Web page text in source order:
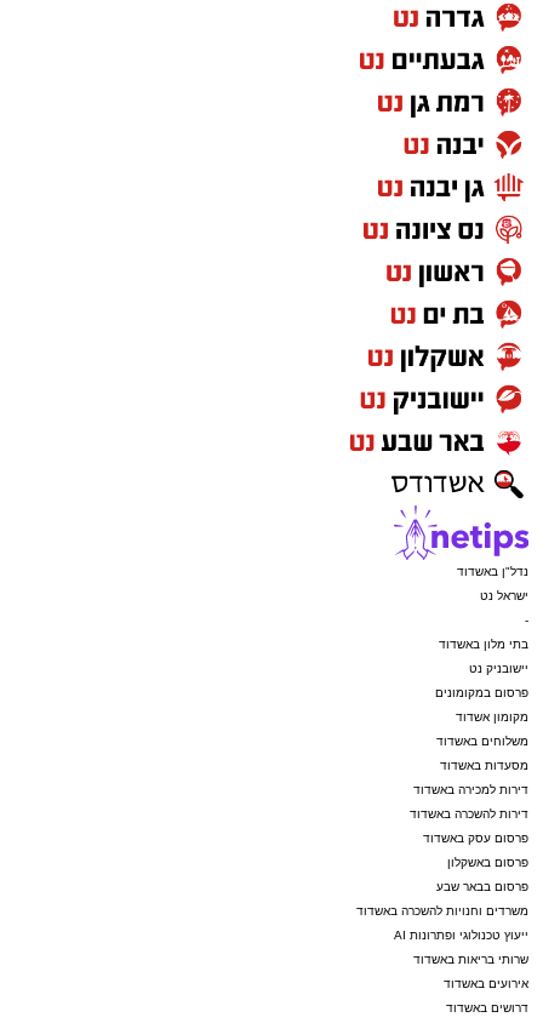
נדל"ן באשדוד
ישראל נט
-
בתי מלון באשדוד
יישובניק נט
פרסום במקומונים
מקומון אשדוד
משלוחים באשדוד
מסעדות באשדוד
דירות למכירה באשדוד
דירות להשכרה באשדוד
פרסום עסק באשדוד
פרסום באשקלון
פרסום בבאר שבע
משרדים וחנויות להשכרה באשדוד
ייעוץ טכנולוגי ופתרונות AI
שרותי בריאות באשדוד
אירועים באשדוד
דרושים באשדוד